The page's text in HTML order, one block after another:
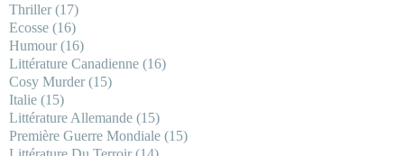
Thriller(17)
Ecosse (16)
Humour(16)
Littérature Canadienne (16)
Cosy Murder(15)
Italie (15)
Littérature Allemande (15)
Première Guerre Mondiale (15)